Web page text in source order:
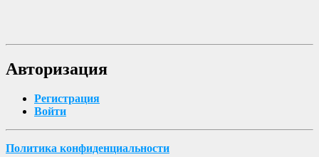
Авторизация
Регистрация
Войти
Политика конфиденциальности